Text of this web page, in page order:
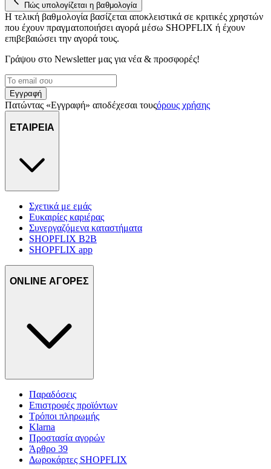
Πώς υπολογίζεται η βαθμολογία
Η τελική βαθμολογία βασίζεται αποκλειστικά σε κριτικές χρηστών
που έχουν πραγματοποιήσει αγορά μέσω SHOPFLIX ή έχουν
επιβεβαιώσει την αγορά τους.
Γράψου στο Νewsletter μας για νέα & προσφορές!
Εγγραφή
Πατώντας «Εγγραφή» αποδέχεσαι τουςόρους χρήσης
ΕΤΑΙΡΕΙΑ
Σχετικά με εμάς
Ευκαιρίες καριέρας
Συνεργαζόμενα καταστήματα
SHOPFLIX B2B
SHOPFLIX app
ONLINE ΑΓΟΡΕΣ
Παραδόσεις
Επιστροφές προϊόντων
Τρόποι πληρωμής
Klarna
Προστασία αγορών
Άρθρο 39
Δωροκάρτες SHOPFLIX